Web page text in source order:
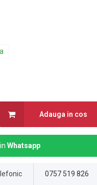
Adauga in cos
Whatsapp
0757 519 826